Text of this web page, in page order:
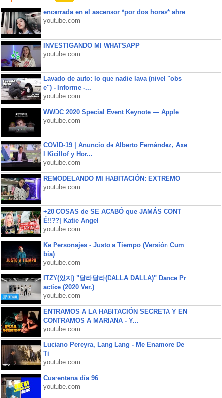
encerrada en el ascensor *por dos horas* ahre
youtube.com
INVESTIGANDO MI WHATSAPP
youtube.com
Lavado de auto: lo que nadie lava (nivel "obs
e") - Informe -...
youtube.com
WWDC 2020 Special Event Keynote — Apple
youtube.com
COVID-19 | Anuncio de Alberto Fernández, Axe
l Kicillof y Hor...
youtube.com
REMODELANDO MI HABITACIÓN: EXTREMO
youtube.com
+20 COSAS de SE ACABÓ que JAMÁS CONT
É!!??| Katie Angel
youtube.com
Ke Personajes - Justo a Tiempo (Versión Cum
bia)
youtube.com
ITZY(있지) "달라달라(DALLA DALLA)" Dance Pr
actice (2020 Ver.)
youtube.com
ENTRAMOS A LA HABITACIÓN SECRETA Y EN
CONTRAMOS A MARIANA - Y...
youtube.com
Luciano Pereyra, Lang Lang - Me Enamore De
Ti
youtube.com
Cuarentena día 96
youtube.com